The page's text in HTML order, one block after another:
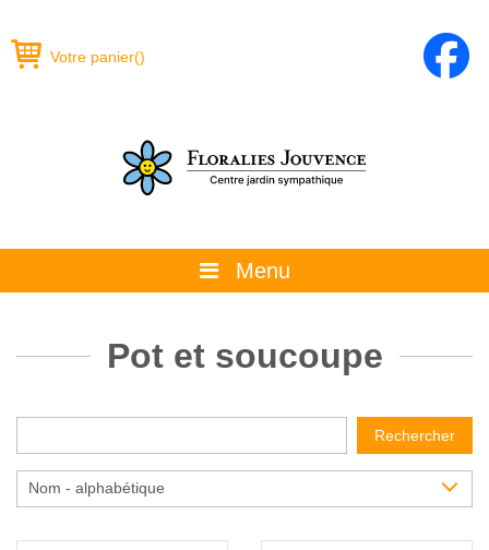
Votre panier()
Menu
La boutique
Conseils
Calendrier horticole
Pot et soucoupe
Rechercher
Nom - alphabétique